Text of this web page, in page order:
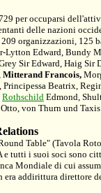
per occuparsi
delle nazioni
organizzazioni, 125
Lytton Edward, Bundy
Sir Edward, Haig
Mitterand Francois,
Principessa Beatrix,
Rothschild Edmond,
von Thurn und
Table" (Tavola
tutti i suoi soci sono
Mondiale di cui
era addirittura